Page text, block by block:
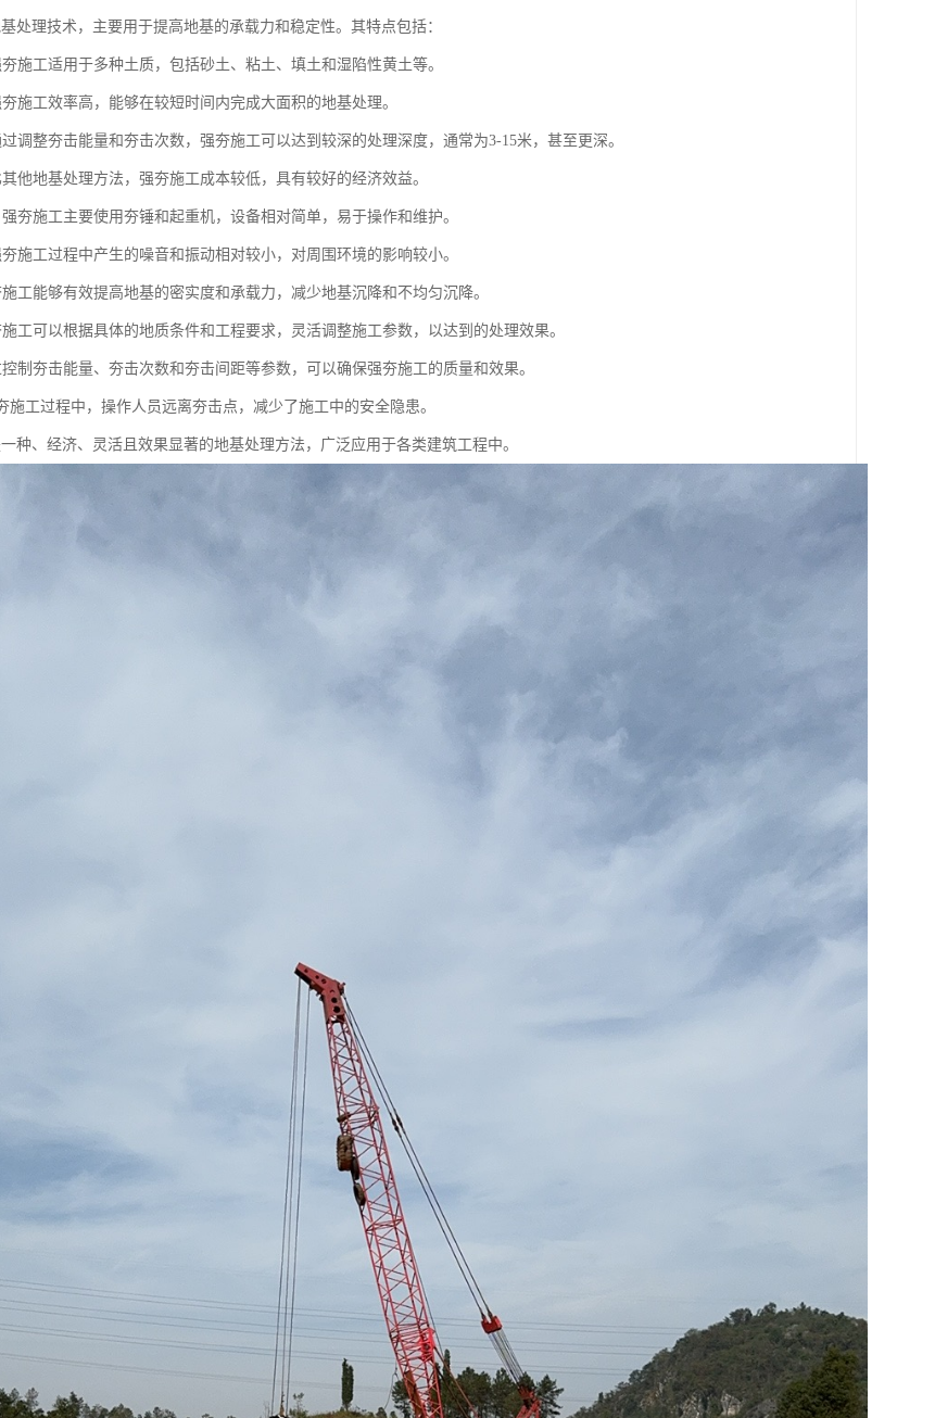
处理技术，主要用于提高地基的承载力和稳定性。其特点包括：
施工适用于多种土质，包括砂土、粘土、填土和湿陷性黄土等。
施工效率高，能够在较短时间内完成大面积的地基处理。
调整夯击能量和夯击次数，强夯施工可以达到较深的处理深度，通常为3-15米，甚至更深。
他地基处理方法，强夯施工成本较低，具有较好的经济效益。
夯施工主要使用夯锤和起重机，设备相对简单，易于操作和维护。
施工过程中产生的噪音和振动相对较小，对周围环境的影响较小。
工能够有效提高地基的密实度和承载力，减少地基沉降和不均匀沉降。
工可以根据具体的地质条件和工程要求，灵活调整施工参数，以达到的处理效果。
制夯击能量、夯击次数和夯击间距等参数，可以确保强夯施工的质量和效果。
施工过程中，操作人员远离夯击点，减少了施工中的安全隐患。
种、经济、灵活且效果显著的地基处理方法，广泛应用于各类建筑工程中。